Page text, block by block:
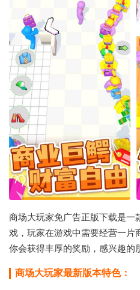
商场大玩家免广告正版下载是一
戏，玩家在游戏中需要经营一片
你会获得丰厚的奖励，感兴趣的
商场大玩家最新版本特色：